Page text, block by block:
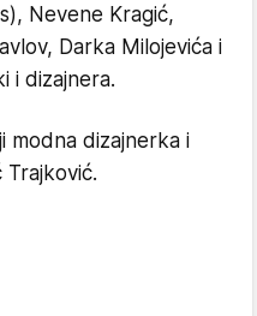
Nevene Kragić,
Darka Milojevića i
i dizajnera.
modna dizajnerka i
Trajković.